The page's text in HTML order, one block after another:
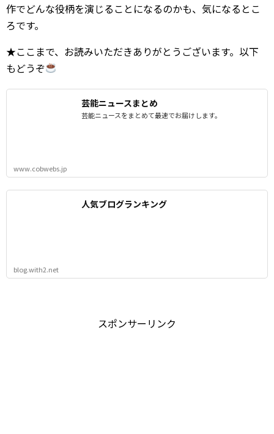
作でどんな役柄を演じることになるのかも、気になるとこ
ろです。
★ここまで、お読みいただきありがとうございます。以下
もどうぞ
芸能ニュースまとめ
芸能ニュースをまとめて最速でお届けします。
www.cobwebs.jp
人気ブログランキング
blog.with2.net
スポンサーリンク